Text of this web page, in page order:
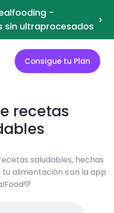
-
sin ultraprocesados ›
Consigue tu Plan
recetas
saludables, hechas
alimentación con la app